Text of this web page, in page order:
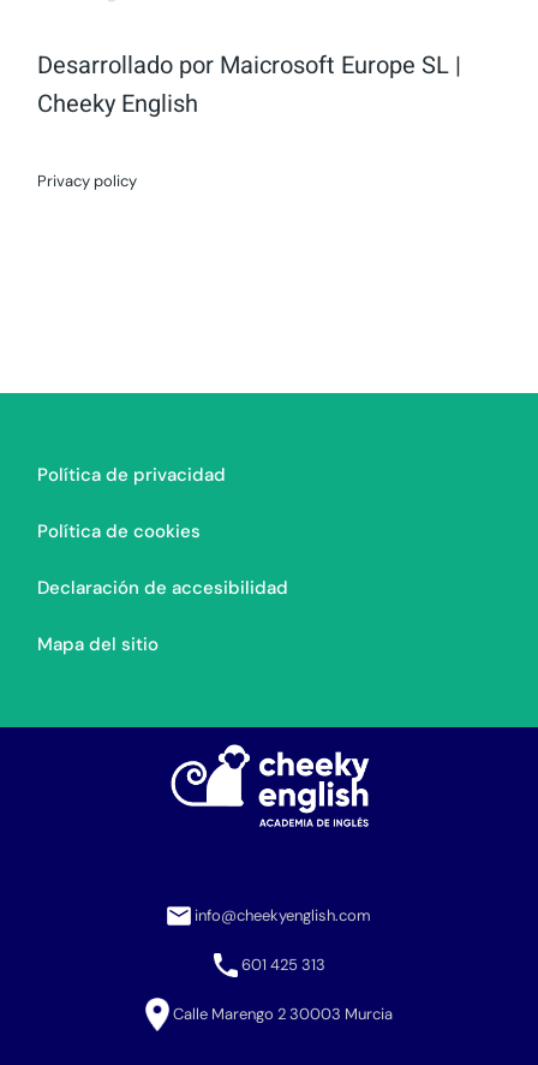
Desarrollado por Maicrosoft Europe SL |
Cheeky English
Privacy policy
Política de privacidad
Política de cookies
Declaración de accesibilidad
Mapa del sitio
info@cheekyenglish.com
601 425 313
Calle Marengo 2 30003 Murcia